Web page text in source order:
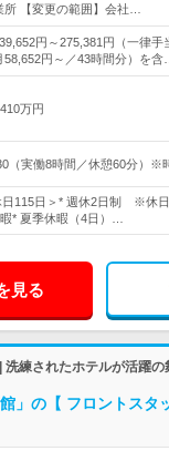
所 【変更の範囲】会社…
円～275,381円（一律
58,652円～／43時間分）を含…
万円
（実働8時間／休憩60分）※
日115日＞* 週休2日制 ※休日
* 夏季休暇（4日）…
見る
洗練されたホテルが活躍
館」の【 フロントスタ